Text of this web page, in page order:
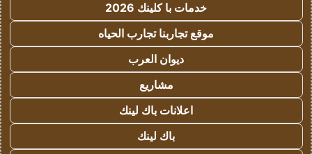
خدمات با كلينك 2026
موقع تجاربنا تجارب الحياه
ديوان العرب
مشاريع
اعلانات باك لينك
باك لينك